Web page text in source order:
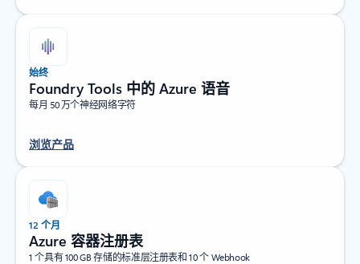
始终
Foundry Tools 中的 Azure 语音
每月 50 万个神经网络字符
浏览产品
12 个月
Azure 容器注册表
1 个具有 100 GB 存储的标准层注册表和 10 个 Webhook